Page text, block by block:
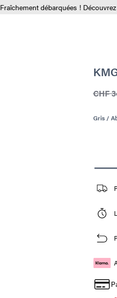
Fraîchement débarquées !
CHF
Gris /